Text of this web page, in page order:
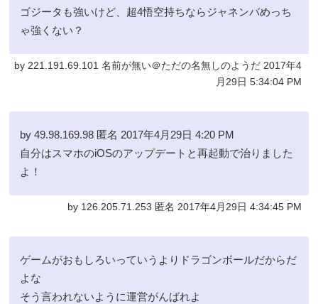
ゴジータも強いけど、超4悟空持ちならジャネンバめっち
ゃ強くない？
by 221.191.69.101 名前が無い＠ただの名無しのようだ 2017年4
月29日 5:34:04 PM
by 49.98.169.98 匿名 2017年4月29日 4:20 PM
自分はスマホのiOSのアップデートと再起動で治りました
よ！
by 126.205.71.253 匿名 2017年4月29日 4:34:45 PM
ゲームがおもしろいっていうよりドラゴンボールだからだ
よな
そう言われないように運営がんばれよ